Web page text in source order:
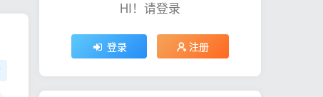
HI！请登录
登录 注册